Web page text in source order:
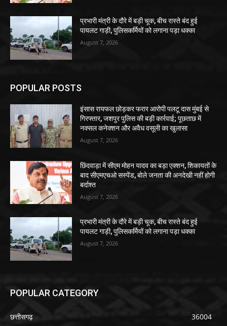
प्रभारी मंत्री के दौरे में बड़ी चूक, बीच रास्ते बंद हुई
पायलट गाड़ी, पुलिसकर्मियों को लगाना पड़ा धक्का
August 7, 2026
POPULAR POSTS
इंसास रायफल छोड़कर फरार आरोपी पलटू दास मुंबई से
गिरफ्तार, जशपुर पुलिस की बड़ी कार्रवाई; पूछताछ में
नक्सल कनेक्शन और अवैध वसूली का खुलासा
August 7, 2026
छिंदवाड़ा में सीएम मोहन यादव का बड़ा एक्शन, शिकायतों के
बाद सीएमएचओ सस्पेंड, बोले जनता की अनदेखी नहीं होगी
बर्दाश्त
August 7, 2026
प्रभारी मंत्री के दौरे में बड़ी चूक, बीच रास्ते बंद हुई
पायलट गाड़ी, पुलिसकर्मियों को लगाना पड़ा धक्का
August 7, 2026
POPULAR CATEGORY
छत्तीसगढ़
36004